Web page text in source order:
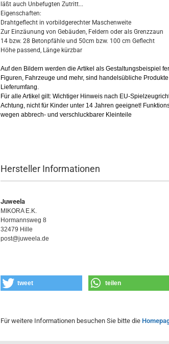
läßt auch Unbefugten Zutritt...
Eigenschaften:
Drahtgeflecht in vorbildgerechter Maschenweite
Zur Einzäunung von Gebäuden, Feldern oder als Grenzzaun
14 bzw. 28 Betonpfähle und 50cm bzw. 100 cm Geflecht
Höhe passend, Länge kürzbar
Auf den Bildern werden die Artikel als Gestaltungsbeispiel
Figuren, Fahrzeuge und mehr, sind handelsübliche
Lieferumfang.
Für alle Artikel gilt: Wichtiger Hinweis nach EU-
Achtung, nicht für Kinder unter 14 Jahren geeignet!
wegen abbrech- und verschluckbarer Kleinteile
Hersteller Informationen
Juweela
MIKORA E.K.
Hormannsweg 8
32479 Hille
post@juweela.de
tweet teilen
Für weitere Informationen besuchen Sie bitte die